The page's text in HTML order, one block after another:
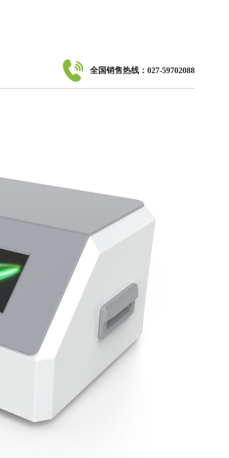
全国销售热线：027-59702088